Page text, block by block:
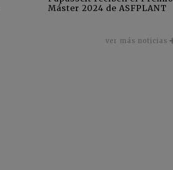
Máster 2024 de ASFPLANT
ver más noticias